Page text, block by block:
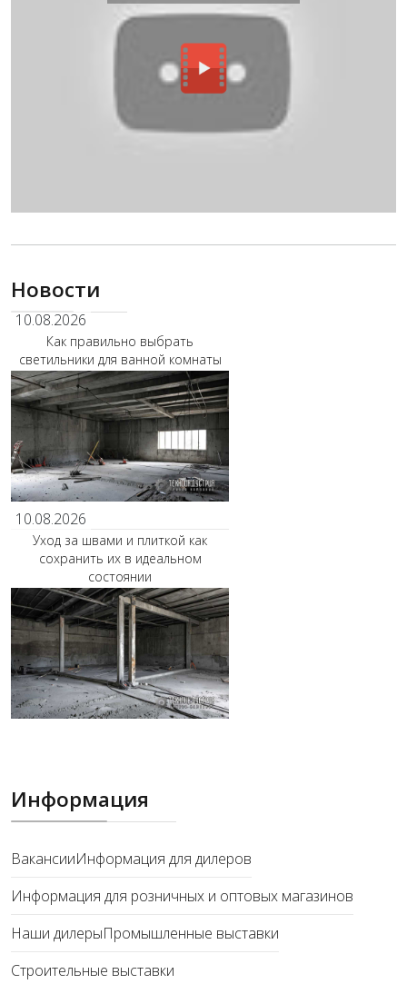
Новости
10.08.2026
Как правильно выбрать
светильники для ванной комнаты
10.08.2026
Уход за швами и плиткой как
сохранить их в идеальном
состоянии
Информация
ВакансииИнформация для дилеров
Информация для розничных и оптовых магазинов
Наши дилерыПромышленные выставки
Строительные выставки